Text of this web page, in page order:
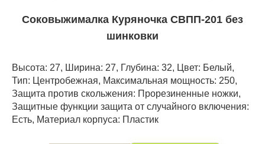
Соковыжималка Куряночка СВПП-201 без
шинковки
Высота: 27, Ширина: 27, Глубина: 32, Цвет: Белый,
Тип: Центробежная, Максимальная мощность: 250,
Защита против скольжения: Прорезиненные ножки,
Защитные функции защита от случайного включения:
Есть, Материал корпуса: Пластик